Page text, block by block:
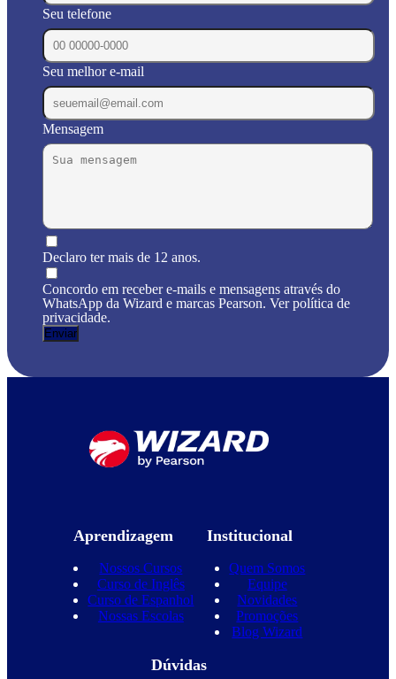
Seu telefone
Seu melhor e-mail
Mensagem
Declaro ter mais de 12 anos.
Concordo em receber e-mails e mensagens através do
WhatsApp da Wizard e marcas Pearson. Ver política de
privacidade.
Aprendizagem
Nossos Cursos
Curso de Inglês
Curso de Espanhol
Nossas Escolas
Institucional
Quem Somos
Equipe
Novidades
Promoções
Blog Wizard
Dúvidas